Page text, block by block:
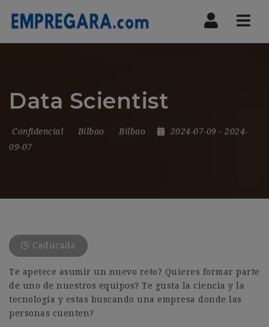
Data Scientist
Confidencial Bilbao Bilbao 2024-07-09 - 2024-
09-07
Caducada
Te apetece asumir un nuevo reto? Quieres formar parte
de uno de nuestros equipos? Te gusta la ciencia y la
tecnología y estas buscando una empresa donde las
personas cuenten?